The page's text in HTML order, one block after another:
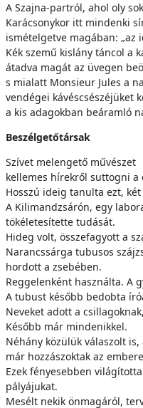
A Szajna-partról, ahol oly
Karácsonykor itt mindenki
ismételgetve magában: „az
Kék szemű kislány táncol a
átadva magát az üvegen
s mialatt Monsieur Jules a
vendégei kávéscsészéjüket
a kis adagokban beáramló
Beszélgetőtársak
Szívet melengető művészet
kellemes hírekről suttogni a
Hosszú ideig tanulta ezt,
A Kilimandzsárón, egy
tökéletesítette tudását.
Hideg volt, összefagyott a
Narancssárga tubusos
hordott a zsebében.
Reggelenként használta. A
A tubust később bedobta
Neveket adott a
Később már mindenikkel.
Néhány közülük válaszolt is,
már hozzászoktak az
Ezek fényesebben
pályájukat.
Mesélt nekik önmagáról,